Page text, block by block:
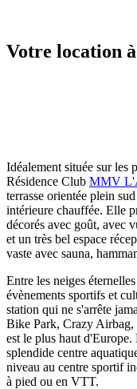
Votre location
Idéalement située sur les
Résidence Club MMV
terrasse orientée plein
intérieure chauffée. Elle
décorés avec goût, avec
et un très bel espace
vaste avec sauna,
Entre les neiges
évènements sportifs et
station qui ne s'arrête
Bike Park, Crazy
est le plus haut d'Europe.
splendide centre
niveau au centre sportif
à pied ou en VTT.